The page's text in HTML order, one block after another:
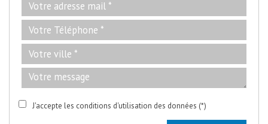
J'accepte les conditions d'utilisation des données (*)